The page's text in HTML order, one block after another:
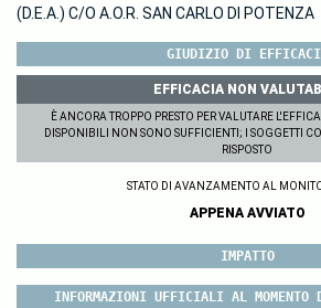
(D.E.A.) C/O A.O.R. SAN CARLO DI POTENZA
GIUDIZIO DI
EFFICACIA NON
È ANCORA TROPPO PRESTO PER VALUTARE
DISPONIBILI NON SONO SUFFICIENTI; I SOGGETTI
RISPOSTO
STATO DI AVANZAMENTO AL
APPENA AVVIATO
IMPATTO
INFORMAZIONI UFFICIALI AL MOMENTO